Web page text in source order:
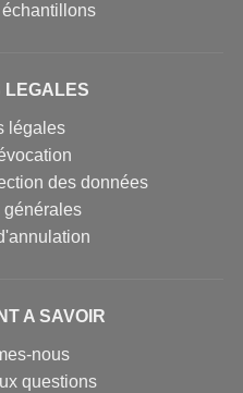
LEGALES
légales
des données
générales
A SAVOIR
nous
questions